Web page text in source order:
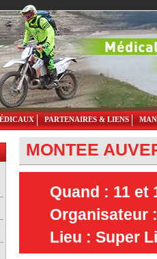
PARTENAIRES & LIENS
MONTEE
Quand : 11 et
Organisateur
Lieu : Super